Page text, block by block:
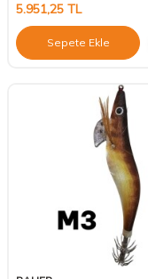
5.951,25 TL
Sepete Ekle